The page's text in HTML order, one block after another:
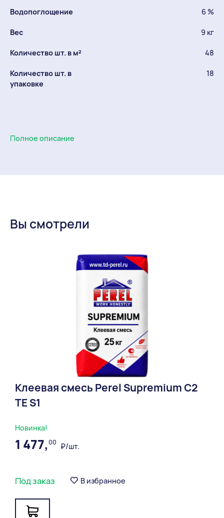
Водопоглощение 6 %
Вес 9 кг
Количество шт. в м² 48
Количество шт. в
упаковке
18
Полное описание
Вы смотрели
Новинка!
Клеевая смесь Perel Supremium С2
ТЕ S1
1 477,00 ₽/шт.
Под заказ В избранное